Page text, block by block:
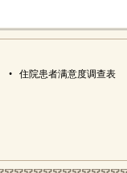
• 住院患者满意度调查表